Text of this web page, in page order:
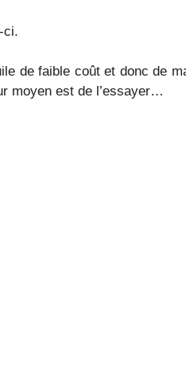
ci.
de faible coût et donc de
moyen est de l’essayer…